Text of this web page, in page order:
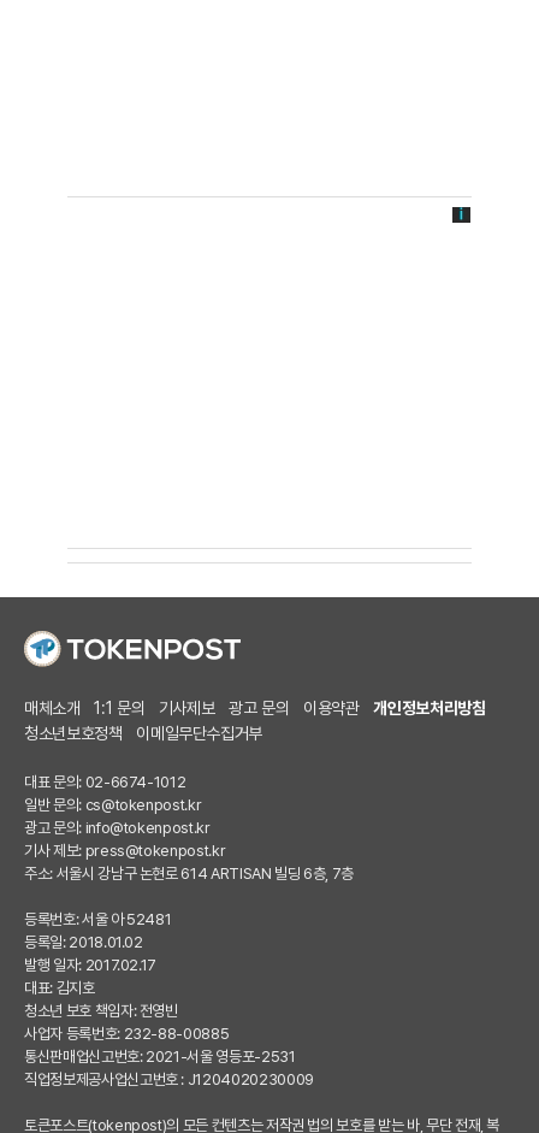
매체소개 1:1 문의 기사제보 광고 문의 이용약관
개인정보처리방침
청소년보호정책
이메일무단수집거부
대표 문의: 02-6674-1012
일반 문의: cs@tokenpost.kr
광고 문의: info@tokenpost.kr
기사 제보: press@tokenpost.kr
주소: 서울시 강남구 논현로 614 ARTISAN 빌딩 6층, 7층
등록번호: 서울 아 52481
등록일: 2018.01.02
발행 일자: 2017.02.17
대표: 김지호
청소년 보호 책임자: 전영빈
사업자 등록번호: 232-88-00885
통신판매업신고번호: 2021-서울 영등포-2531
직업정보제공사업신고번호 : J1204020230009
토큰포스트(tokenpost)의 모든 컨텐츠는 저작권 법의 보호를 받는 바, 무단 전재, 복